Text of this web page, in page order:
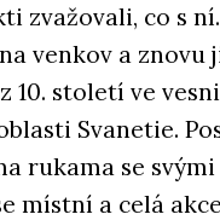
zvažovali, co s
venkov a znovu
10. století ve
Svanetie.
rukama se
místní a celá